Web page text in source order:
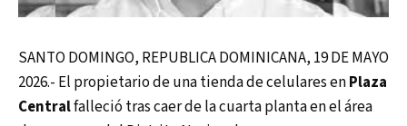
SANTO DOMINGO, REPUBLICA DOMINICANA, 19 DE MAYO
2026.- El propietario de una tienda de celulares enPlaza
Centralfalleció tras caer de la cuarta planta en el área